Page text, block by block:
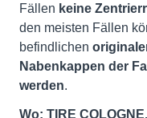
Fällen keine
den meisten Fällen
befindlichen
Nabenkappen der
werden.
Wo: TIRE